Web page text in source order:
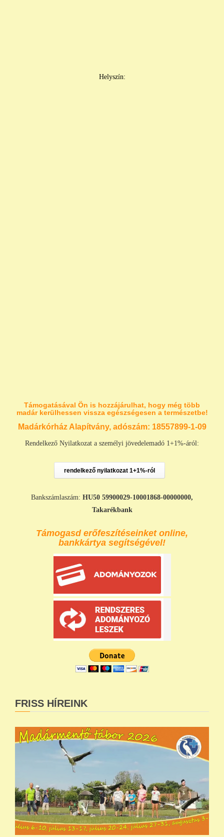
Helyszín:
Támogatásával Ön is hozzájárulhat, hogy még több
madár kerülhessen vissza egészségesen a természetbe!
Madárkórház Alapítvány, adószám: 18557899-1-09
Rendelkező Nyilatkozat a személyi jövedelemadó 1+1%-áról:
rendelkező nyilatkozat 1+1%-ról
Bankszámlaszám: HU50 59900029-10001868-00000000,
Takarékbank
Támogasd erőfeszítéseinket online,
bankkártya segítségével!
FRISS HÍREINK